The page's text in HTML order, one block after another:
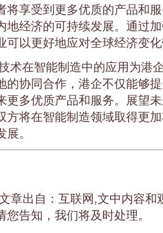
将享受到更多优质的产品和
地经济的可持续发展。通过
可以更好地应对全球经济变
术在智能制造中的应用为港
的协同合作，港企不仅能够
更多优质产品和服务。展望
方将在智能制造领域取得更
。
章出自：互联网,文中内容和
您告知，我们将及时处理。